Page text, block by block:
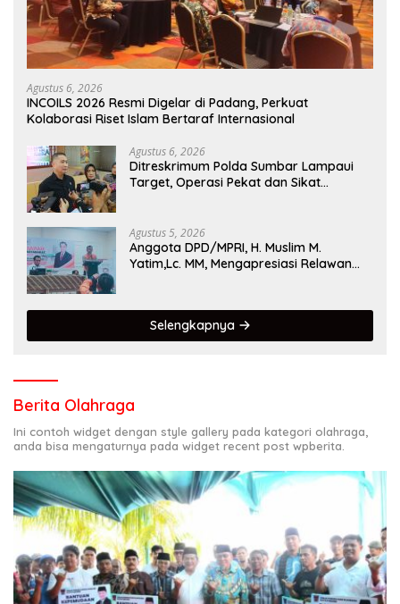
Agustus 6, 2026
INCOILS 2026 Resmi Digelar di Padang, Perkuat
Kolaborasi Riset Islam Bertaraf Internasional
Agustus 6, 2026
Ditreskrimum Polda Sumbar Lampaui
Target, Operasi Pekat dan Sikat
Agustus 5, 2026
Anggota DPD/MPRI, H. Muslim M.
Yatim,Lc. MM, Mengapresiasi Relawan
Selengkapnya
Berita Olahraga
Ini contoh widget dengan style gallery pada kategori olahraga,
anda bisa mengaturnya pada widget recent post wpberita.